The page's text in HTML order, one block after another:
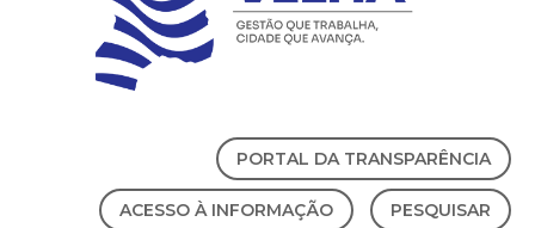
PORTAL DA TRANSPARÊNCIA
ACESSO À INFORMAÇÃO PESQUISAR